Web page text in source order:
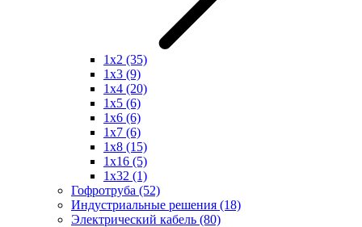
1x2 (35)
1x3 (9)
1x4 (20)
1x5 (6)
1x6 (6)
1x7 (6)
1x8 (15)
1x16 (5)
1x32 (1)
Гофротруба (52)
Индустриальные решения (18)
Электрический кабель (80)